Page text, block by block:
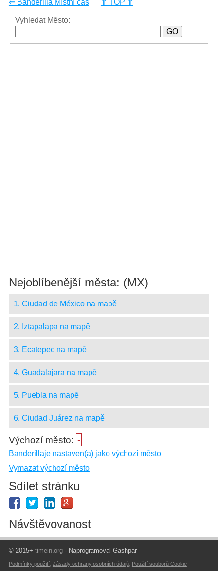
⇐ Banderilla Místní čas ⇑ TOP ⇑
Vyhledat Město:
Nejoblíbenější města: (MX)
1. Ciudad de México na mapě
2. Iztapalapa na mapě
3. Ecatepec na mapě
4. Guadalajara na mapě
5. Puebla na mapě
6. Ciudad Juárez na mapě
Výchozí město: -
Banderillaje nastaven(a) jako výchozí město
Vymazat výchozí město
Sdílet stránku
Návštěvovanost
© 2015+ timein.org- Naprogramoval Gashpar
Podmínky použití, Zásady ochrany osobních údajů, Použití souborů Cookie